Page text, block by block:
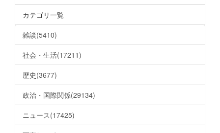
カテゴリ一覧
雑談(5410)
社会・生活(17211)
歴史(3677)
政治・国際関係(29134)
ニュース(17425)